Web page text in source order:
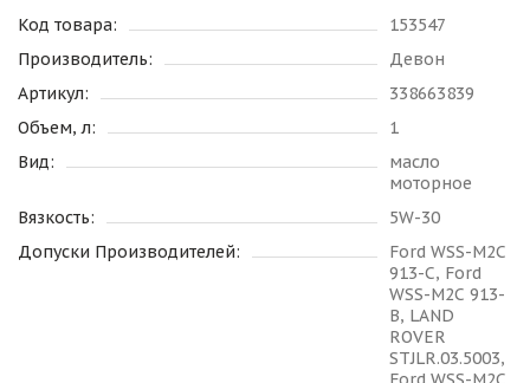
Код товара:
153547
Производитель:
Девон
Артикул:
338663839
Объем, л:
1
Вид:
масло
моторное
Вязкость:
5W-30
Допуски Производителей:
Ford WSS-M2C
913-C, Ford
WSS-M2C 913-
B, LAND
ROVER
STJLR.03.5003,